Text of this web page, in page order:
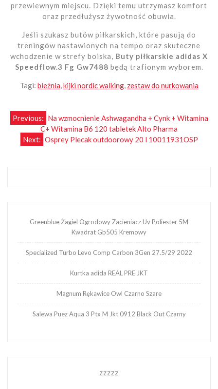
przewiewnym miejscu. Dzięki temu utrzymasz komfort
oraz przedłużysz żywotność obuwia.
Jeśli szukasz butów piłkarskich, które pasują do
treningów nastawionych na tempo oraz skuteczne
wchodzenie w strefy boiska, Buty piłkarskie adidas X
Speedflow.3 Fg Gw7488 będą trafionym wyborem.
Tagi: bieżnia,kijki nordic walking, zestaw do nurkowania
Nawigacja
wpisu
Previous: Na wzmocnienie Ashwagandha + Cynk + Witamina
C+ Witamina B6 120 tabletek Alto Pharma
Next: Osprey Plecak outdoorowy 20 l 10011931OSP
Greenblue Żagiel Ogrodowy Zacieniacz Uv Poliester 5M
Kwadrat Gb505 Kremowy
Specialized Turbo Levo Comp Carbon 3Gen 27.5/29 2022
Kurtka adida REAL PRE JKT
Magnum Rękawice Owl Czarno Szare
Salewa Puez Aqua 3 Ptx M Jkt 0912 Black Out Czarny
zzzzz